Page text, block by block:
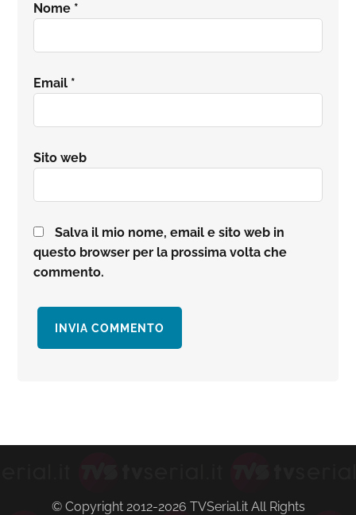
Nome *
Email *
Sito web
Salva il mio nome, email e sito web in
questo browser per la prossima volta che
commento.
primaria
© Copyright 2012-2026 TVSerial.it All Rights